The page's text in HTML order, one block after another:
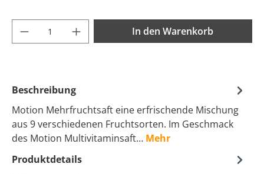
Produkt Anzahl: Gib den gewünschten
In den Warenkorb
Beschreibung
Motion Mehrfruchtsaft eine erfrischende Mischung
aus 9 verschiedenen Fruchtsorten. Im Geschmack
des Motion Multivitaminsaft… Mehr
Produktdetails